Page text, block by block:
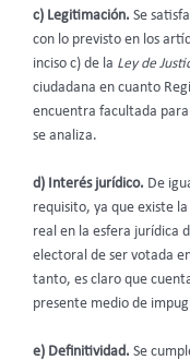
c) Legitimación. Se
con lo previsto en los
inciso c) de la Ley de
ciudadana en cuanto
encuentra facultada
se analiza.
d) Interés jurídico. De
requisito, ya que existe
real en la esfera jurídica
electoral de ser votada
tanto, es claro que
presente medio de
e) Definitividad. Se